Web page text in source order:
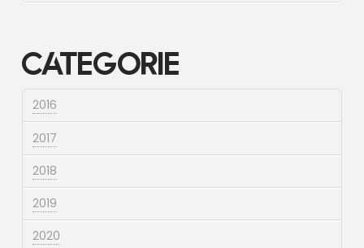
Categorie
2016
2017
2018
2019
2020